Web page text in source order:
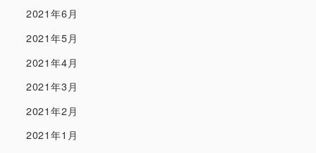
2021年6月
2021年5月
2021年4月
2021年3月
2021年2月
2021年1月